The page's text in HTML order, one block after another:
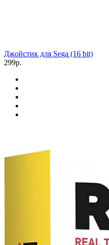
Джойстик для Sega (16 bit)
299р.